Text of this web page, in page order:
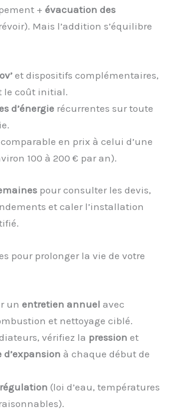
+évacuation des
Mais l’addition s’équilibre
et dispositifs complémentaires,
le coût initial.
d’énergie récurrentes sur toute
comparable en prix à celui d’une
100 à 200 € par an).
pour consulter les devis,
et caler l’installation
pour prolonger la vie de votre
unentretien annuel avec
et nettoyage ciblé.
vérifiez la pression et
d’expansion à chaque début de
régulation (loi d’eau, températures